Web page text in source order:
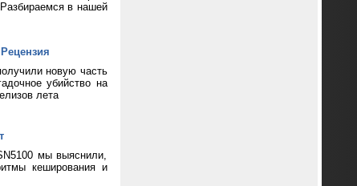
в нашей
новую часть
убийство на
лета
мы выяснили,
кеширования и